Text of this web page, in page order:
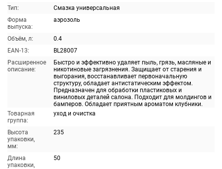
Тип:
Смазка универсальная
Форма
выпуска:
аэрозоль
Объём, л:
0.4
EAN-13:
BL28007
Расширенное
описание:
Быстро и эффективно удаляет пыль, грязь, масляные и
никотиновые загрязнения. Защищает от старения и
выгорания, восстанавливает первоначальную
структуру, обладает антистатическим эффектом.
Предназначен для обработки пластиковых и
виниловых деталей салона. Подходит для молдингов и
бамперов. Обладает приятным ароматом клубники.
Товарная
группа:
уход и очистка
Высота
упаковки,
мм:
235
Длина
упаковки,
50